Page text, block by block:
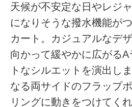
天候が不安定な日やレジ
になりそうな撥水機能が
カート。カジュアルなデ
向かって緩やかに広がる
トなシルエットを演出し
なる両サイドのフラップ
リングに動きをつけてく